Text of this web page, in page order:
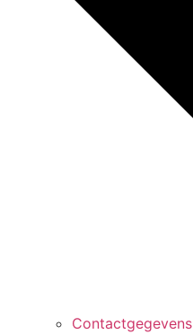
Contactgegevens